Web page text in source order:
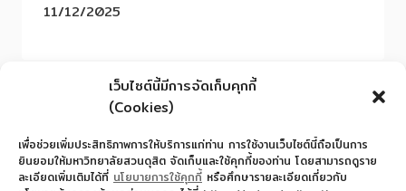
เว็บไซต์นี้มีการจัดเก็บคุกกี้
(Cookies)
เพื่อช่วยเพิ่มประสิทธิภาพการให้บริการแก่ท่าน การใช้งานเว็บไซต์นี้ถือเป็นการ
ยินยอมให้มหาวิทยาลัยสวนดุสิต จัดเก็บและใช้คุกกี้ของท่าน โดยสามารถดูราย
ละเอียดเพิ่มเติมได้ที่ นโยบายการใช้คุกกี้ หรือศึกษารายละเอียดเกี่ยวกับ
11/12/2025